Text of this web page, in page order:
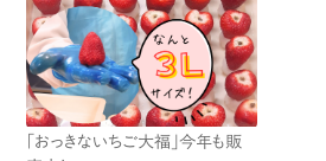
「おっきないちご大福」今年も販